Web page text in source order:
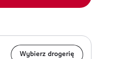
Wybierz drogerię